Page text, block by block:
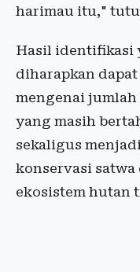
harimau itu,"
Hasil identifikasi
diharapkan
mengenai
yang masih
sekaligus
konservasi
ekosistem hutan